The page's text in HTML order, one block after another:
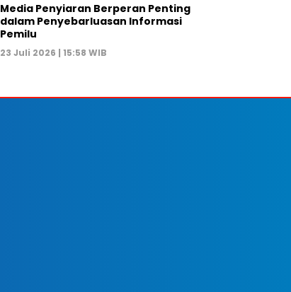
Media Penyiaran Berperan Penting
dalam Penyebarluasan Informasi
Pemilu
23 Juli 2026 | 15:58 WIB